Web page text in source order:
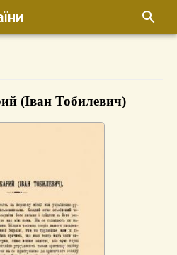
(Іван Тобилевич)